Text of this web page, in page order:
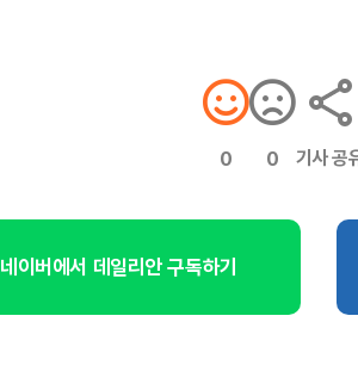
0 0 기사 공
네이버에서 데일리안 구독하기